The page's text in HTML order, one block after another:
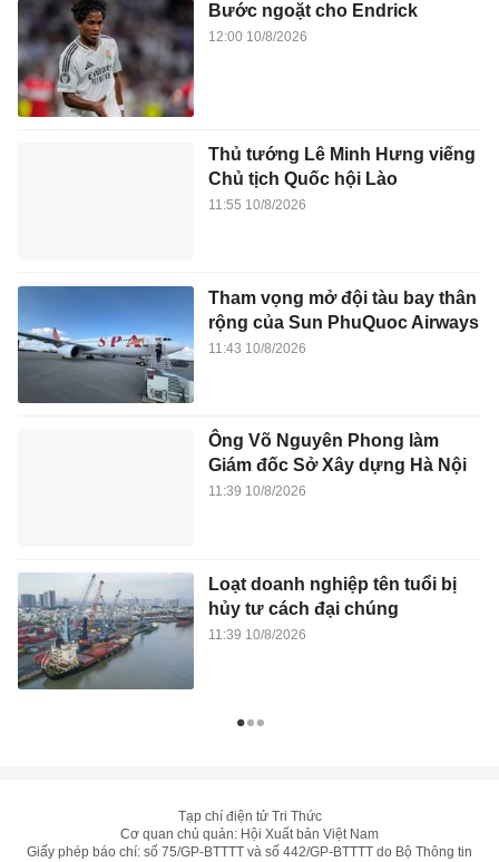
Bước ngoặt cho Endrick
12:00 10/8/2026
Thủ tướng Lê Minh Hưng viếng
Chủ tịch Quốc hội Lào
11:55 10/8/2026
Tham vọng mở đội tàu bay thân
rộng của Sun PhuQuoc Airways
11:43 10/8/2026
Ông Võ Nguyên Phong làm
Giám đốc Sở Xây dựng Hà Nội
11:39 10/8/2026
Loạt doanh nghiệp tên tuổi bị
hủy tư cách đại chúng
11:39 10/8/2026
Tạp chí điện tử Tri Thức
Cơ quan chủ quản: Hội Xuất bản Việt Nam
Giấy phép báo chí: số 75/GP-BTTTT và số 442/GP-BTTTT do Bộ Thông tin